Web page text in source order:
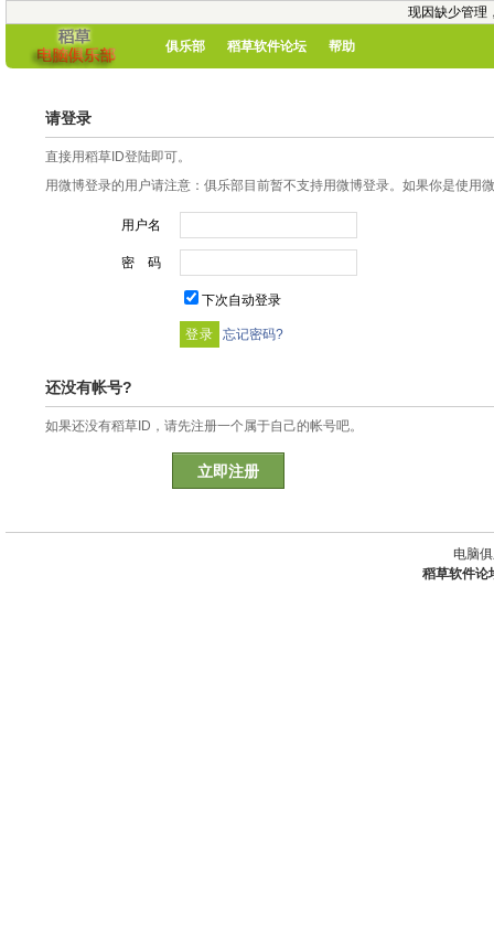
现因缺少管理
俱乐部 稻草软件论坛 帮助
请登录
直接用稻草ID登陆即可。
用微博登录的用户请注意：俱乐部目前暂不支持用微博登录。如果你是使用
用户名
密 码
下次自动登录
忘记密码?
还没有帐号?
如果还没有稻草ID，请先注册一个属于自己的帐号吧。
立即注册
电脑
稻草软件论